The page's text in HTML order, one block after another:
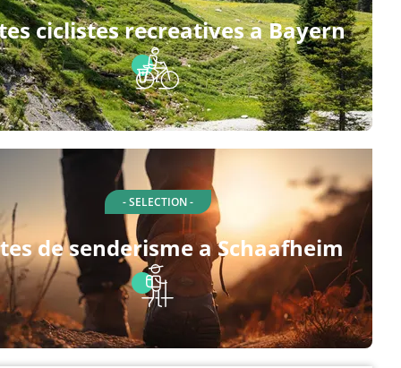
ciclistes recreatives a Bayern
- SELECTION -
de senderisme a Schaafheim